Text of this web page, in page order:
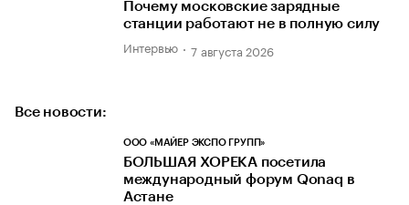
Почему московские зарядные
станции работают не в полную силу
Интервью 7 августа 2026
Все новости:
ООО «МАЙЕР ЭКСПО ГРУПП»
БОЛЬШАЯ ХОРЕКА посетила
международный форум Qonaq в
Астане